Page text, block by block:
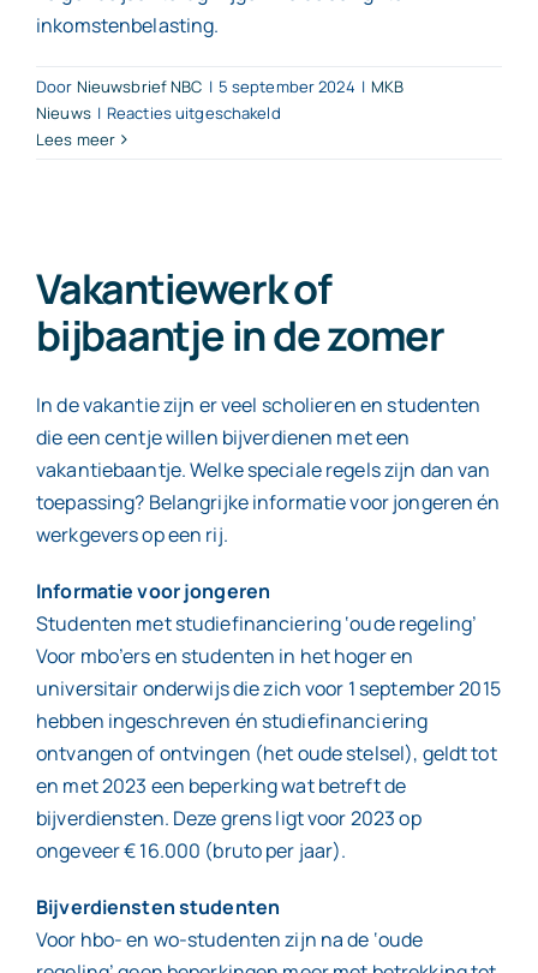
inkomstenbelasting.
Door Nieuwsbrief NBC | 5 september 2024 | MKB
Nieuws | Reacties uitgeschakeldvoor
formulier
Lees meer
Vakantiewerk of
bijbaantje in de zomer
In de vakantie zijn er veel scholieren en studenten
die een centje willen bijverdienen met een
vakantiebaantje. Welke speciale regels zijn dan van
toepassing? Belangrijke informatie voor jongeren én
werkgevers op een rij.
Informatie voor jongeren
Studenten met studiefinanciering ‘oude regeling’
Voor mbo’ers en studenten in het hoger en
universitair onderwijs die zich voor 1 september 2015
hebben ingeschreven én studiefinanciering
ontvangen of ontvingen (het oude stelsel), geldt tot
en met 2023 een beperking wat betreft de
bijverdiensten. Deze grens ligt voor 2023 op
ongeveer € 16.000 (bruto per jaar).
Bijverdiensten studenten
Voor hbo- en wo-studenten zijn na de ‘oude